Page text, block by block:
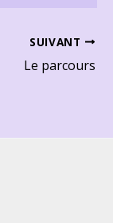
SUIVANT
Le parcours